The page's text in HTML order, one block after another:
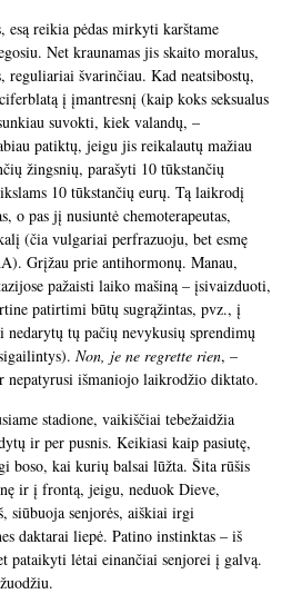
reikia pėdas mirkyti karštame
Net kraunamas jis skaito moralus,
švarinčiau. Kad neatsibostų,
į įmantresnį (kaip koks seksualus
suvokti, kiek valandų, –
patiktų, jeigu jis reikalautų mažiau
žingsnių, parašyti 10 tūkstančių
10 tūkstančių eurų. Tą laikrodį
o pas jį nusiuntė chemoterapeutas,
(čia vulgariai perfrazuoju, bet esmę
Grįžau prie antihormonų. Manau,
pažaisti laiko mašiną – įsivaizduoti,
patirtimi būtų sugrąžintas, pvz., į
tų pačių nevykusių sprendimų
Non, je ne regrette rien, –
išmaniojo laikrodžio diktato.
stadione, vaikiščiai tebežaidžia
ir per pusnis. Keikiasi kaip pasiutę,
boso, kai kurių balsai lūžta. Šita rūšis
ir į frontą, jeigu, neduok Dieve,
siūbuoja senjorės, aiškiai irgi
daktarai liepė. Patino instinktas – iš
pataikyti lėtai einančiai senjorei į galvą.